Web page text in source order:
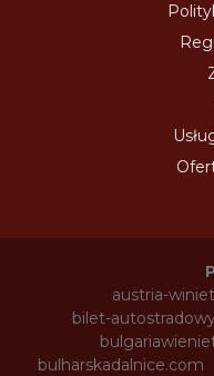
austria-
bilet-
bulharskadalnice.com